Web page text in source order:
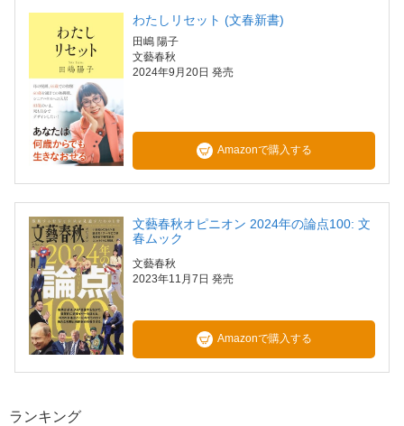
わたしリセット (文春新書)
田嶋 陽子
文藝春秋
2024年9月20日 発売
Amazonで購入する
文藝春秋オピニオン 2024年の論点100: 文
春ムック
文藝春秋
2023年11月7日 発売
Amazonで購入する
ランキング